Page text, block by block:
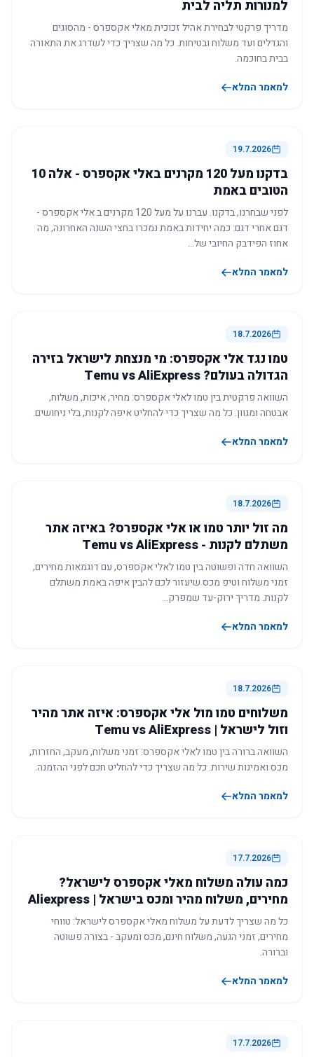
למנורות תליה לבית
מדריך פרקטי לבחירת אהיל זכוכית מאלי אקספרס - מהסוגים
והגדלים ועד משלוח ובטיחות. כל מה שצריך כדי לשדרג את התאורה
בבית בחוכמה.
למאמר המלא
19.7.2026
בדקנו מעל 120 מקרנים באלי אקספרס - אלה 10
הטובים באמת
לפני שבחרנו, בדקנו. עברנו על מעל 120 מקרנים ב אלי אקספרס -
דגם אחרי דגם: כמה יחידות באמת נמכרו בחצי השנה האחרונה, מה
אחוז הפידבק החיובי של…
למאמר המלא
18.7.2026
טמו נגד אלי אקספרס: מי מנצחת לישראל בזירה
הגדולה בעולם? Temu vs AliExpress
השוואה פרקטית בין טמו לאלי אקספרס: מחיר, איכות, משלוח,
אבטחה ומגוון. כל מה שצריך כדי להחליט איפה לקנות, בלי ניחושים.
למאמר המלא
18.7.2026
מה זול יותר טמו או אלי אקספרס? באיזה אתר
משתלם לקנות - Temu vs AliExpress
השוואה חדה ופשוטה בין טמו לאלי אקספרס, עם דוגמאות מחירים,
זמני משלוח וטיפ מכס שיעזור לכם להבין איפה באמת משתלם
לקנות. מדריך ירוק-עד שמפרק…
למאמר המלא
18.7.2026
משלוחים טמו מול אלי אקספרס: איזה אתר מהיר
וזול לישראל | Temu vs AliExpress
השוואה ברורה בין טמו לאלי אקספרס: זמני משלוח, מעקב, החזרות,
מכס ואמינות שירות. כל מה שצריך כדי להחליט חכם לפני ההזמנה.
למאמר המלא
17.7.2026
כמה עולה משלוח מאלי אקספרס לישראל?
מחירים, משלוח מהיר ומכס בישראל | Aliexpress
כל מה שצריך לדעת על משלוח מאלי אקספרס לישראל: טווחי
מחירים, זמני הגעה, משלוח חינם, מכס ומעקב - בצורה פשוטה
וברורה.
למאמר המלא
17.7.2026